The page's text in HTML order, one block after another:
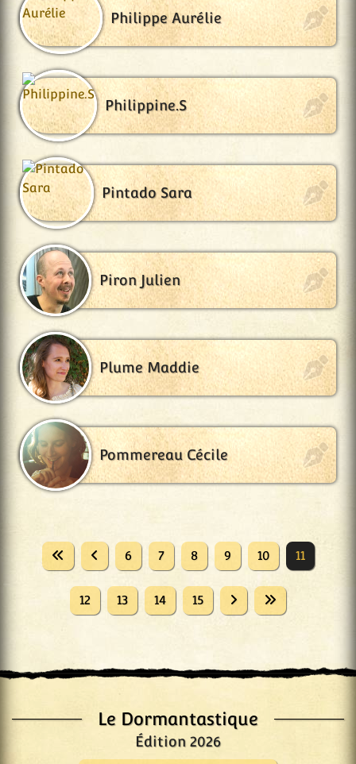
Le Dormantastique
Édition 2026
Philippe Aurélie
Philippine.S
Pintado Sara
Piron Julien
Plume Maddie
Pommereau Cécile
6 7 8 9 10 11
12 13 14 15